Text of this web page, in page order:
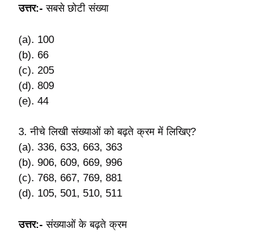
उत्तर:- सबसे छोटी संख्या
(a). 100
(b). 66
(c). 205
(d). 809
(e). 44
3. नीचे लिखी संख्याओं को बढ़ते क्रम में लिखिए?
(a). 336, 633, 663, 363
(b). 906, 609, 669, 996
(c). 768, 667, 769, 881
(d). 105, 501, 510, 511
उत्तर:- संख्याओं के बढ़ते क्रम